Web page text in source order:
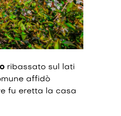
ribassato sul lati
affidò
fu eretta la casa